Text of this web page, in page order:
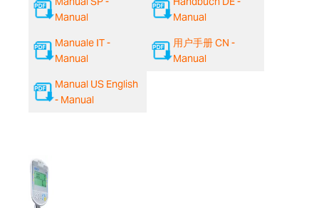
Manual
Manual
Manuale IT -
Manual
用户手册 CN -
Manual
Manual US English
- Manual